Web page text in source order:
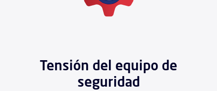
Tensión del equipo de
seguridad